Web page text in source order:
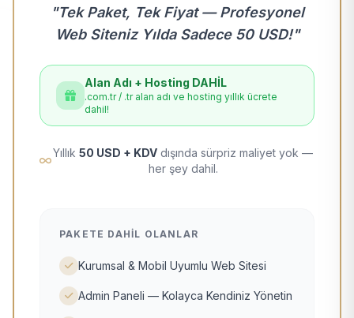
"Tek Paket, Tek Fiyat — Profesyonel
Web Siteniz Yılda Sadece 50 USD!"
Alan Adı + Hosting DAHİL
.com.tr / .tr alan adı ve hosting yıllık ücrete
dahil!
Yıllık 50 USD + KDV dışında sürpriz maliyet yok —
her şey dahil.
PAKETE DAHIL OLANLAR
Kurumsal & Mobil Uyumlu Web Sitesi
Admin Paneli — Kolayca Kendiniz Yönetin